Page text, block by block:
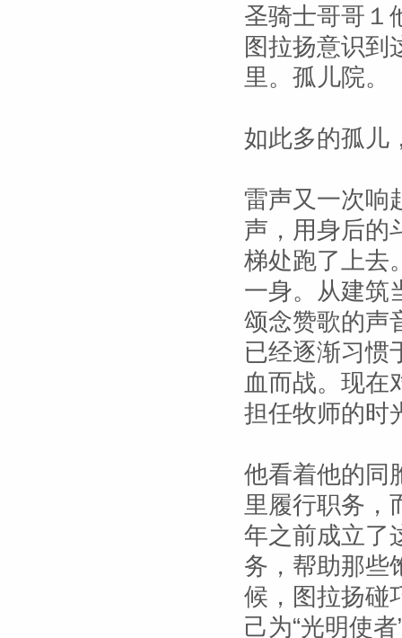
圣骑士哥哥１
图拉扬意识到
里。孤儿院。
如此多的孤儿
雷声又一次响
声，用身后的
梯处跑了上去
一身。从建筑
颂念赞歌的声
已经逐渐习惯
血而战。现在
担任牧师的时
他看着他的同
里履行职务，
年之前成立了
务，帮助那些
候，图拉扬碰
己为“光明使